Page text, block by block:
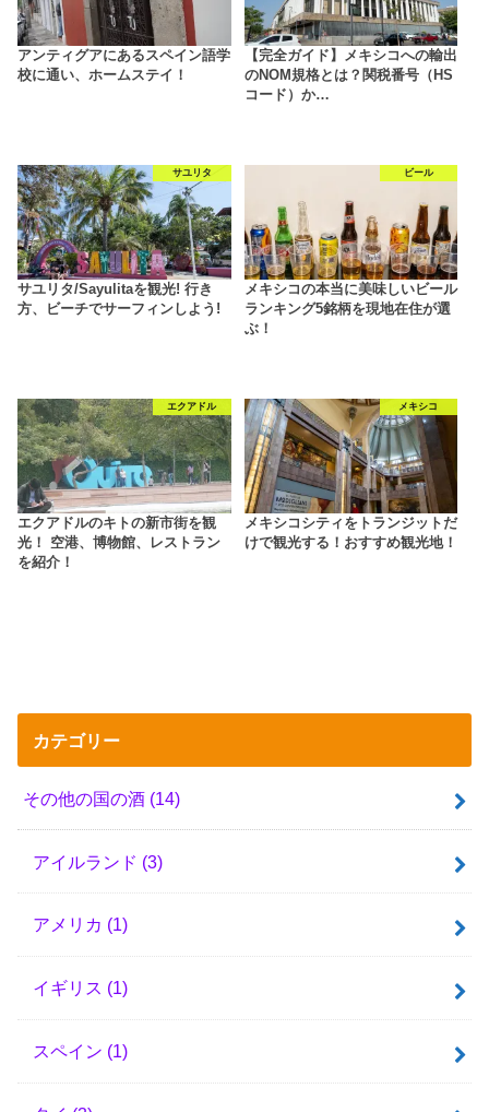
アンティグアにあるスペイン語学
校に通い、ホームステイ！
【完全ガイド】メキシコへの輸出
のNOM規格とは？関税番号（HS
コード）か…
サユリタ
サユリタ/Sayulitaを観光! 行き
方、ビーチでサーフィンしよう!
ビール
メキシコの本当に美味しいビール
ランキング5銘柄を現地在住が選
ぶ！
エクアドル
エクアドルのキトの新市街を観
光！ 空港、博物館、レストラン
を紹介！
メキシコ
メキシコシティをトランジットだ
けで観光する！おすすめ観光地！
カテゴリー
その他の国の酒 (14)
アイルランド (3)
アメリカ (1)
イギリス (1)
スペイン (1)